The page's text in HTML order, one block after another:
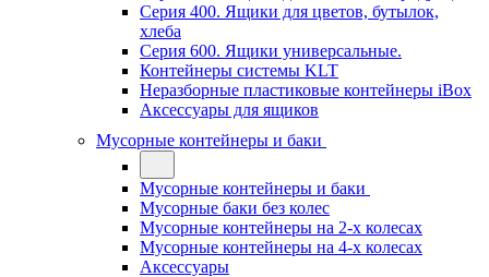
Серия 400. Ящики для цветов, бутылок,
хлеба
Серия 600. Ящики универсальные.
Контейнеры системы KLT
Неразборные пластиковые контейнеры iBox
Аксессуары для ящиков
Мусорные контейнеры и баки
Мусорные контейнеры и баки
Мусорные баки без колес
Мусорные контейнеры на 2-х колесах
Мусорные контейнеры на 4-х колесах
Аксессуары